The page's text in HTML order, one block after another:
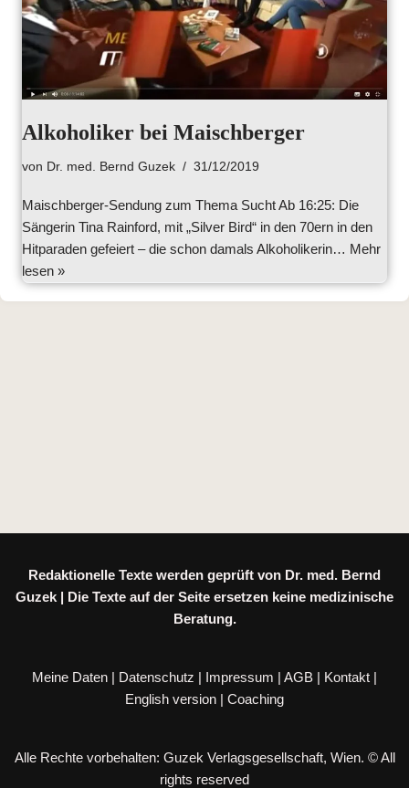
Alkoholiker bei Maischberger
von Dr. med. Bernd Guzek 31/12/2019
Maischberger-Sendung zum Thema Sucht Ab 16:25: Die
Sängerin Tina Rainford, mit „Silver Bird“ in den 70ern in den
Hitparaden gefeiert – die schon damals Alkoholikerin… Mehr
lesen »
Redaktionelle Texte werden geprüft von Dr. med. Bernd
Guzek | Die Texte auf der Seite ersetzen keine medizinische
Beratung.
Meine Daten | Datenschutz | Impressum | AGB | Kontakt |
English version | Coaching
Alle Rechte vorbehalten: Guzek Verlagsgesellschaft, Wien. © All
rights reserved